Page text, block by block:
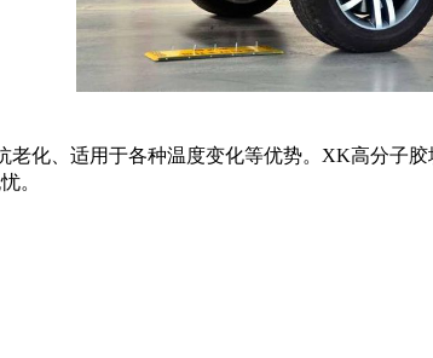
老化、适用于各种温度变化等优势。XK高分子
。